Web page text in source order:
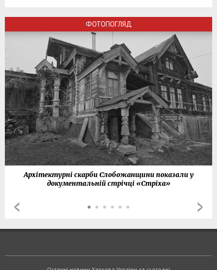
ФОТОПОГЛЯД
Архітектурні скарби Слобожанщини показали у
документальній стрічці «Стріха»